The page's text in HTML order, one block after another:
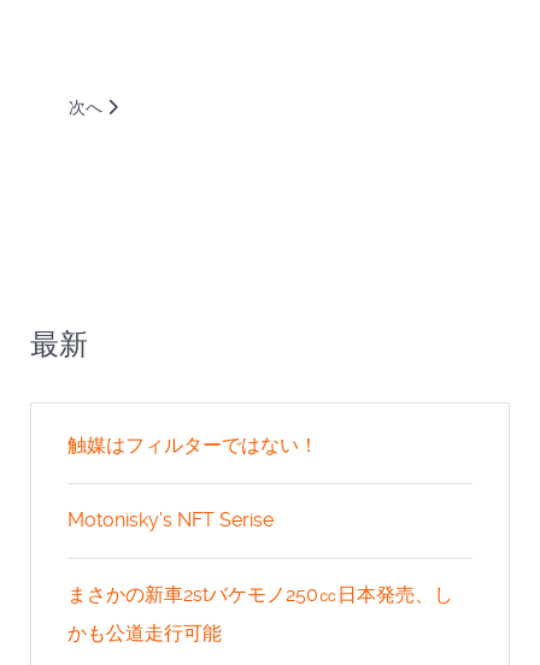
次の記事へ: バイクのサイドミラーの鏡を自作再生
次へ
最新
触媒はフィルターではない！
Motonisky's NFT Serise
まさかの新車2stバケモノ250㏄日本発売、し
かも公道走行可能